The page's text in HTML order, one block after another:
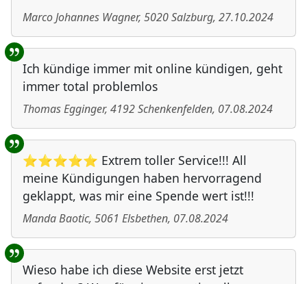
Marco Johannes Wagner, 5020Salzburg, 27.10.2024
Ich kündige immer mit online kündigen, geht
immer total problemlos
Thomas Egginger, 4192Schenkenfelden, 07.08.2024
⭐⭐⭐⭐⭐ Extrem toller Service!!! All
meine Kündigungen haben hervorragend
geklappt, was mir eine Spende wert ist!!!
Manda Baotic, 5061 Elsbethen, 07.08.2024
Wieso habe ich diese Website erst jetzt